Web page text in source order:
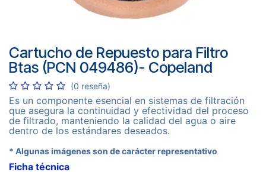
Cartucho de Repuesto para Filtro
Btas (PCN 049486)- Copeland
(0 reseña)
Es un componente esencial en sistemas de filtración
que asegura la continuidad y efectividad del proceso
de filtrado, manteniendo la calidad del agua o aire
dentro de los estándares deseados.
* Algunas imágenes son de carácter representativo
Ficha técnica